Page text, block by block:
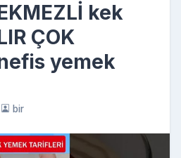
kek
ÇOK
yemek
bir